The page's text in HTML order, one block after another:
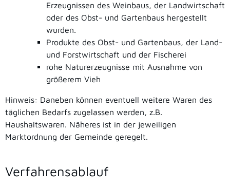
Erzeugnissen des Weinbaus, der Landwirtschaft
oder des Obst- und Gartenbaus hergestellt
wurden.
Produkte des Obst- und Gartenbaus, der Land-
und Forstwirtschaft und der Fischerei
rohe Naturerzeugnisse mit Ausnahme von
größerem Vieh
Hinweis: Daneben können eventuell weitere Waren des
täglichen Bedarfs zugelassen werden, z.B.
Haushaltswaren. Näheres ist in der jeweiligen
Marktordnung der Gemeinde geregelt.
Verfahrensablauf